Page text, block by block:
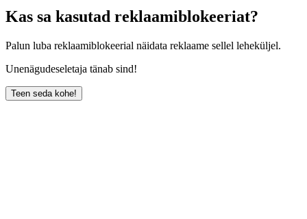
Kas sa kasutad reklaamiblokeeriat?
Palun luba reklaamiblokeerial näidata reklaame sellel leheküljel.
Unenägudeseletaja tänab sind!
Teen seda kohe!